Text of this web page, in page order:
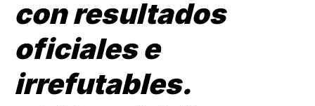
con resultados
oficiales e
irrefutables.